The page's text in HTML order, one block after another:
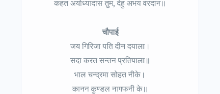
कहत अयोध्यादास तुम, देहु अभय वरदान॥
चौपाई
जय गिरिजा पति दीन दयाला।
सदा करत सन्तन प्रतिपाला॥
भाल चन्द्रमा सोहत नीके।
कानन कुण्डल नागफनी के॥